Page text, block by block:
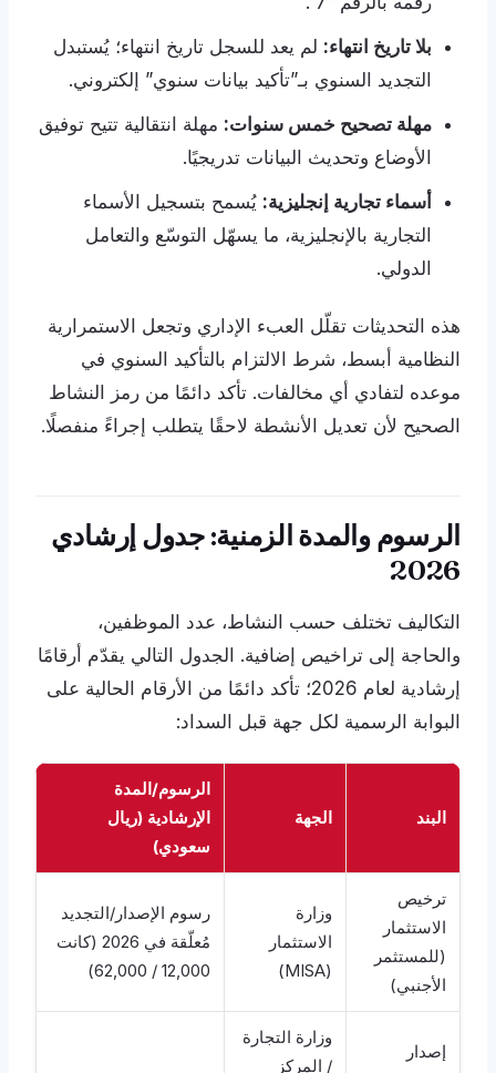
بلا تاريخ انتهاء: لم يعد للسجل تاريخ انتهاء؛ يُستبدل
التجديد السنوي بـ”تأكيد بيانات سنوي” إلكتروني.
مهلة تصحيح خمس سنوات: مهلة انتقالية تتيح توفيق
الأوضاع وتحديث البيانات تدريجيًا.
أسماء تجارية إنجليزية: يُسمح بتسجيل الأسماء
التجارية بالإنجليزية، ما يسهّل التوسّع والتعامل
الدولي.
هذه التحديثات تقلّل العبء الإداري وتجعل الاستمرارية
النظامية أبسط، شرط الالتزام بالتأكيد السنوي في
موعده لتفادي أي مخالفات. تأكد دائمًا من رمز النشاط
الصحيح لأن تعديل الأنشطة لاحقًا يتطلب إجراءً منفصلًا.
الرسوم والمدة الزمنية: جدول إرشادي
2026
التكاليف تختلف حسب النشاط، عدد الموظفين،
والحاجة إلى تراخيص إضافية. الجدول التالي يقدّم أرقامًا
إرشادية لعام 2026؛ تأكد دائمًا من الأرقام الحالية على
البوابة الرسمية لكل جهة قبل السداد:
البند الجهة
الرسوم/المدة
الإرشادية (ريال
سعودي)
ترخيص
الاستثمار
(للمستثمر
الأجنبي)
وزارة
الاستثمار
(MISA)
رسوم الإصدار/التجديد
مُعلّقة في 2026 (كانت
12,000 / 62,000)
إصدار
وزارة التجارة
/ المركز